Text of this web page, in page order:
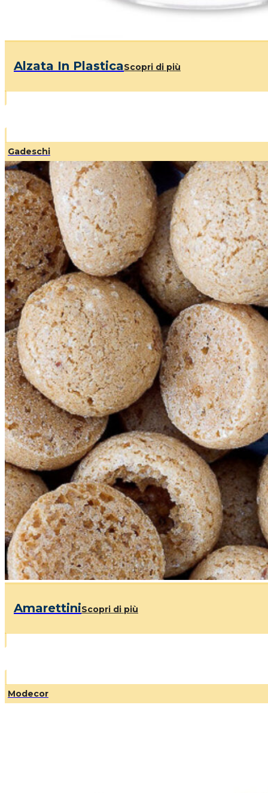
Alzata In PlasticaScopri di più
Gadeschi
AmarettiniScopri di più
Modecor